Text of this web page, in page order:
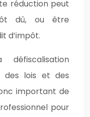
réduction peut
dû, ou être
d’impôt.
des lois et des
important de
pour